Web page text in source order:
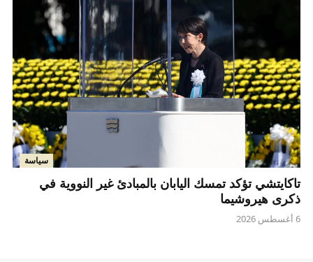
سياسة
تاكايتشي تؤكد تمسك اليابان بالمبادئ غير النووية في
ذكرى هيروشيما
6 أغسطس 2026